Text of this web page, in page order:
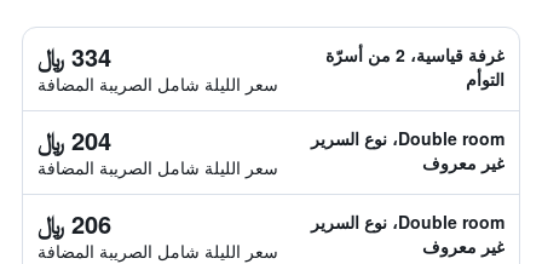
غرفة قياسية، 2 من أسرّة
التوأم
334 ﷼
سعر الليلة شامل الصريبة المضافة
Double room، نوع السرير
غير معروف
204 ﷼
سعر الليلة شامل الصريبة المضافة
Double room، نوع السرير
غير معروف
206 ﷼
سعر الليلة شامل الصريبة المضافة